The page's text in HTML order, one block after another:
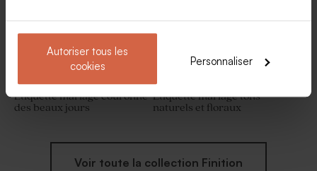
Autoriser tous les
cookies
Personnaliser
Etiquette mariage couronne
des beaux jours
Etiquette mariage tons
naturels et floraux
Voir toute la collection Finition